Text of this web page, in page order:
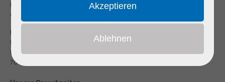
Humangenetik und Prävention
Onkogenetische Schwerpunktpraxis
Dr. med Robert Hering
Facharzt für Humangenetik
Reinsburgstr. 13
70178 Stuttgart